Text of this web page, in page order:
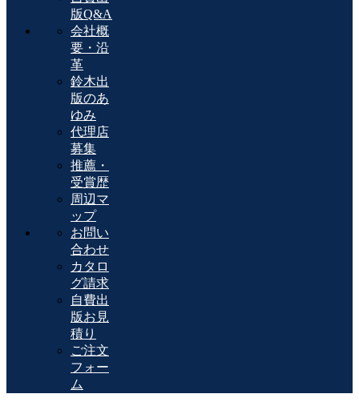
版Q&A
会社概
要・沿
革
鈴木出
版のあ
ゆみ
代理店
募集
推薦・
受賞歴
周辺マ
ップ
お問い
合わせ
カタロ
グ請求
自費出
版お見
積り
ご注文
フォー
ム